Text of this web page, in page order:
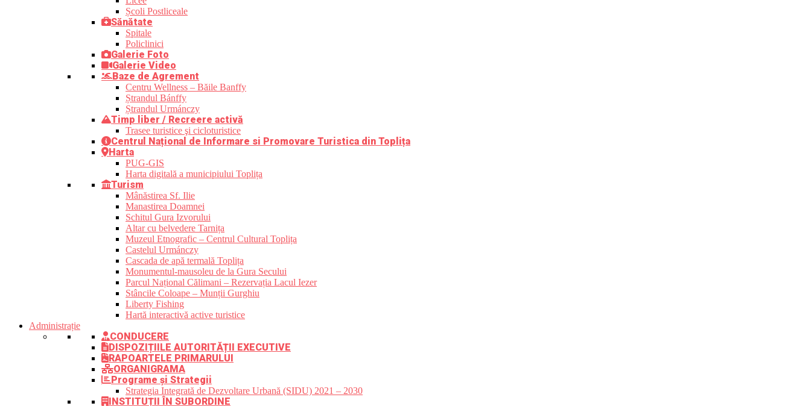
Școli Postliceale
Sănătate
Spitale
Policlinici
Galerie Foto
Galerie Video
Baze de Agrement
Centru Wellness – Băile Banffy
Ștrandul Bánffy
Ștrandul Urmánczy
Timp liber / Recreere activă
Trasee turistice şi cicloturistice
Centrul Național de Informare si Promovare Turistica din Toplița
Harta
PUG-GIS
Harta digitală a municipiului Toplița
Turism
Mânăstirea Sf. Ilie
Manastirea Doamnei
Schitul Gura Izvorului
Altar cu belvedere Tarnița
Muzeul Etnografic – Centrul Cultural Toplița
Castelul Urmánczy
Cascada de apă termală Toplița
Monumentul-mausoleu de la Gura Secului
Parcul Național Călimani – Rezervația Lacul Iezer
Stâncile Coloape – Munții Gurghiu
Liberty Fishing
Hartă interactivă active turistice
Administrație
CONDUCERE
DISPOZIȚIILE AUTORITĂȚII EXECUTIVE
RAPOARTELE PRIMARULUI
ORGANIGRAMA
Programe și Strategii
Strategia Integrată de Dezvoltare Urbană (SIDU) 2021 – 2030
INSTITUȚII ÎN SUBORDINE